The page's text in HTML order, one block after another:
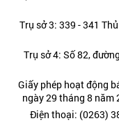
Trụ sở 3: 339 - 341
Trụ sở 4: Số 82,
Giấy phép hoạt động
ngày 29 tháng 8 năm
Điện thoại: (0263)